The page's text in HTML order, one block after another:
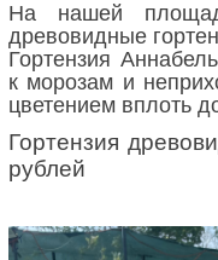
На нашей
древовидные
Гортензия
к морозам и
цветением вплоть
Гортензия
рублей